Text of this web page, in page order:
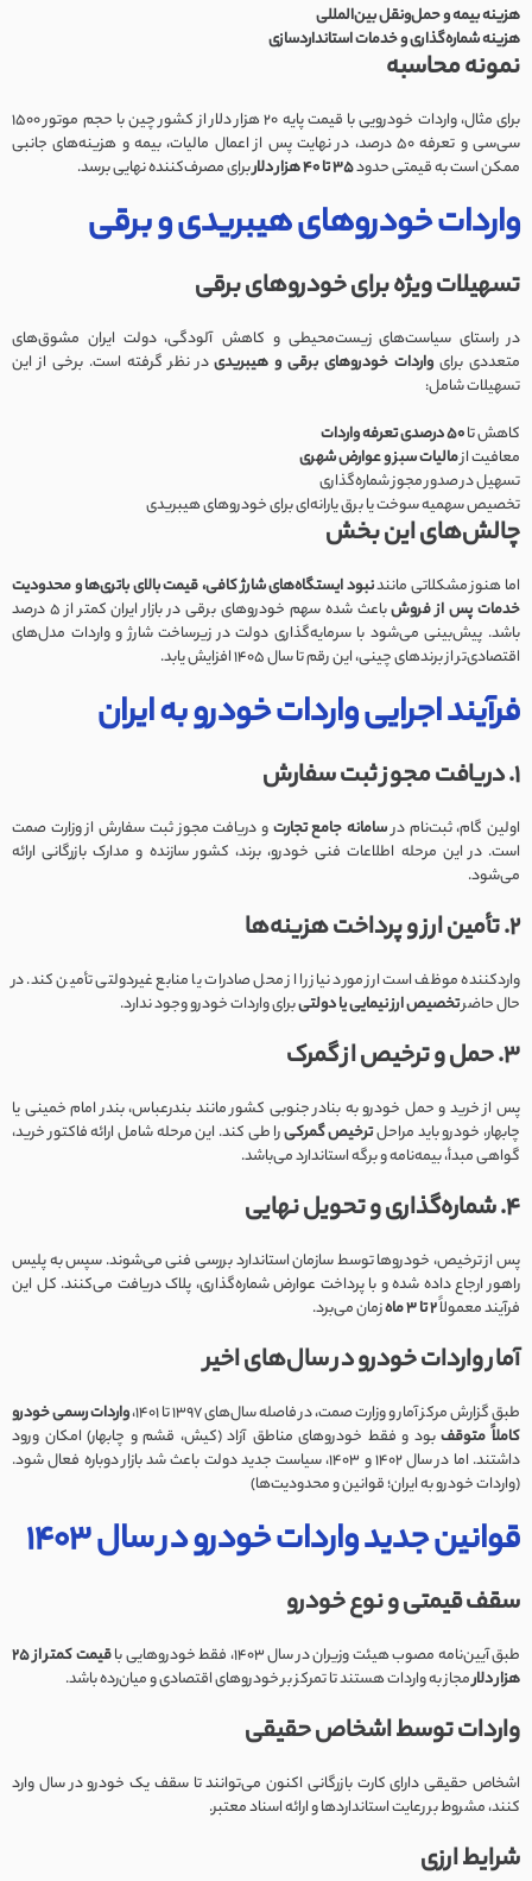
هزینه بیمه و حمل‌ونقل بین‌المللی
هزینه شماره‌گذاری و خدمات استانداردسازی
نمونه محاسبه
برای مثال، واردات خودرویی با قیمت پایه 20 هزار دلار از کشور چین با حجم موتور 1500
سی‌سی و تعرفه 50 درصد، در نهایت پس از اعمال مالیات، بیمه و هزینه‌های جانبی
ممکن است به قیمتی حدود35 تا 40 هزار دلار برای مصرف‌کننده نهایی برسد.
واردات خودروهای هیبریدی و برقی
تسهیلات ویژه برای خودروهای برقی
در راستای سیاست‌های زیست‌محیطی و کاهش آلودگی، دولت ایران مشوق‌های
متعددی برای واردات خودروهای برقی و هیبریدیدر نظر گرفته است. برخی از این
تسهیلات شامل:
کاهش تا50 درصدی تعرفه واردات
معافیت ازمالیات سبز و عوارض شهری
تسهیل در صدور مجوز شماره‌گذاری
تخصیص سهمیه سوخت یا برق یارانه‌ای برای خودروهای هیبریدی
چالش‌های این بخش
اما هنوز مشکلاتی مانندنبود ایستگاه‌های شارژ کافی، قیمت بالای باتری‌ها و محدودیت
خدمات پس از فروش
باعث شده سهم خودروهای برقی در بازار ایران کمتر از 5 درصد
باشد. پیش‌بینی می‌شود با سرمایه‌گذاری دولت در زیرساخت شارژ و واردات مدل‌های
اقتصادی‌تر از برندهای چینی، این رقم تا سال 1405 افزایش یابد.
فرآیند اجرایی واردات خودرو به ایران
1. دریافت مجوز ثبت سفارش
اولین گام، ثبت‌نام درسامانه جامع تجارتو دریافت مجوز ثبت سفارش از وزارت صمت
است. در این مرحله اطلاعات فنی خودرو، برند، کشور سازنده و مدارک بازرگانی ارائه
می‌شود.
2. تأمین ارز و پرداخت هزینه‌ها
واردکننده موظف است ارز مورد نیاز را از محل صادرات یا منابع غیردولتی تأمین کند. در
حال حاضرتخصیص ارز نیمایی یا دولتیبرای واردات خودرو وجود ندارد.
3. حمل و ترخیص از گمرک
پس از خرید و حمل خودرو به بنادر جنوبی کشور مانند بندرعباس، بندر امام خمینی یا
چابهار، خودرو باید مراحلترخیص گمرکیرا طی کند. این مرحله شامل ارائه فاکتور خرید،
گواهی مبدأ، بیمه‌نامه و برگه استاندارد می‌باشد.
4. شماره‌گذاری و تحویل نهایی
پس از ترخیص، خودروها توسط سازمان استاندارد بررسی فنی می‌شوند. سپس به پلیس
راهور ارجاع داده شده و با پرداخت عوارض شماره‌گذاری، پلاک دریافت می‌کنند. کل این
فرآیند معمولاً2 تا 3 ماه زمان می‌برد.
آمار واردات خودرو در سال‌های اخیر
طبق گزارش مرکز آمار و وزارت صمت، در فاصله سال‌های 1397 تا 1401،
واردات رسمی خودرو
کاملاً متوقفبود و فقط خودروهای مناطق آزاد (کیش، قشم و چابهار) امکان ورود
داشتند. اما در سال 1402 و 1403، سیاست جدید دولت باعث شد بازار دوباره فعال شود.
(واردات خودرو به ایران؛ قوانین و محدودیت‌ها)
قوانین جدید واردات خودرو در سال 1403
سقف قیمتی و نوع خودرو
طبق آیین‌نامه مصوب هیئت وزیران در سال ۱۴۰۳، فقط خودروهایی با
قیمت کمتر از 25
هزار دلارمجاز به واردات هستند تا تمرکز بر خودروهای اقتصادی و میان‌رده باشد.
واردات توسط اشخاص حقیقی
اشخاص حقیقی دارای کارت بازرگانی اکنون می‌توانند تا سقف یک خودرو در سال وارد
کنند، مشروط بر رعایت استانداردها و ارائه اسناد معتبر.
شرایط ارزی